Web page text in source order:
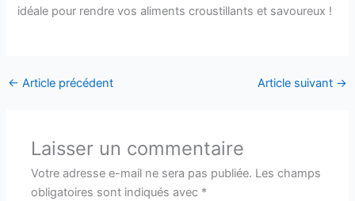
idéale pour rendre vos aliments croustillants et savoureux !
← Article précédent Article suivant →
Laisser un commentaire
Votre adresse e-mail ne sera pas publiée. Les champs
obligatoires sont indiqués avec *